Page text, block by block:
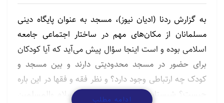
به گزارش ردنا (ادیان نیوز)، مسجد به عنوان پایگاه دینی
مسلمانان از مکان‌های مهم در ساختار اجتماعی جامعه
اسلامی بوده و است اینجا سؤال پیش می‌آید که آیا کودکان
برای حضور در مسجد محدودیتی دارند و بین مسجد و
کودک چه ارتباطی وجود دارد؟ و نظر فقه و فقها در این باره
چیست؟ شبستان در این باره با حجت‌الاسلام والمسلمین
ادامه مطلب